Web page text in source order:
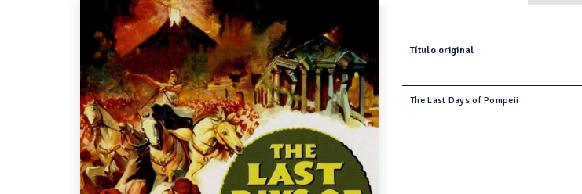
Título original
The Last Days of Pompeii